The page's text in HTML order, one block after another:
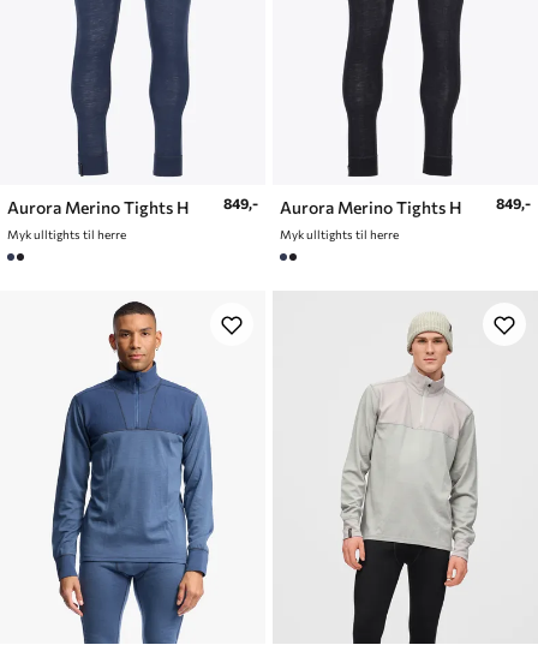
Aurora Merino Tights H
Myk ulltights til herre
849,- Aurora Merino Tights H
Myk ulltights til herre
849,-